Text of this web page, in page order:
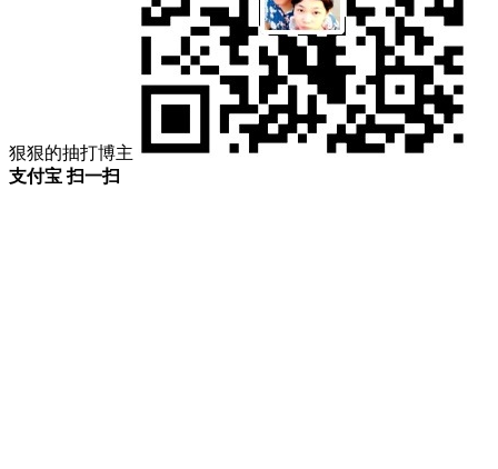
狠狠的抽打博主
支付宝 扫一扫